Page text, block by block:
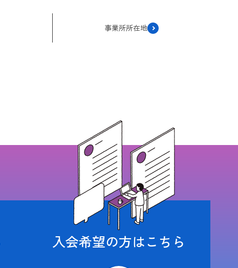
事業所所在地
入会希望の方はこちら